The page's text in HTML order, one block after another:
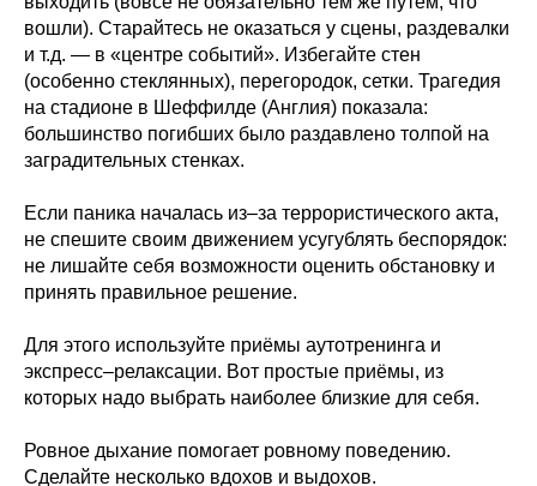
вошли). Старайтесь не оказаться у сцены, раздевалки
и т.д. — в «центре событий». Избегайте стен
(особенно стеклянных), перегородок, сетки. Трагедия
на стадионе в Шеффилде (Англия) показала:
большинство погибших было раздавлено толпой на
заградительных стенках.
Если паника началась из–за террористического акта,
не спешите своим движением усугублять беспорядок:
не лишайте себя возможности оценить обстановку и
принять правильное решение.
Для этого используйте приёмы аутотренинга и
экспресс–релаксации. Вот простые приёмы, из
которых надо выбрать наиболее близкие для себя.
Ровное дыхание помогает ровному поведению.
Сделайте несколько вдохов и выдохов.